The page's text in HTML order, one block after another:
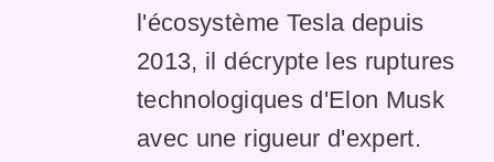
l'écosystème Tesla depuis
2013, il décrypte les ruptures
technologiques d'Elon Musk
avec une rigueur d'expert.